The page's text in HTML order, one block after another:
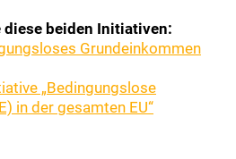
diese beiden Initiativen:
Grundeinkommen
„Bedingungslose
in der gesamten EU“